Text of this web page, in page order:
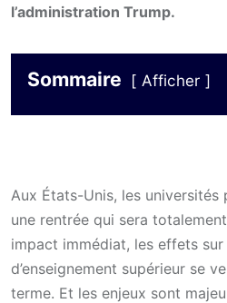
l’administration Trump.
Sommaire Afficher
Aux États-Unis, les universités
une rentrée qui sera
impact immédiat, les effets
d’enseignement supérieur se
terme. Et les enjeux sont